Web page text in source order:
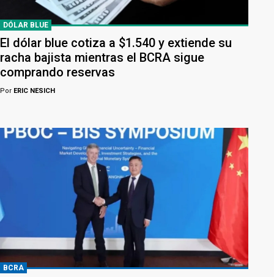
DÓLAR BLUE
El dólar blue cotiza a $1.540 y extiende su
racha bajista mientras el BCRA sigue
comprando reservas
Por ERIC NESICH
BCRA